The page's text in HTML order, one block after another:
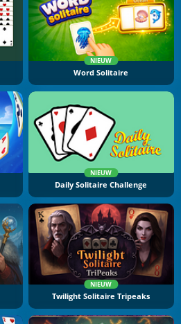
NIEUW
Word Solitaire
NIEUW
Daily Solitaire Challenge
NIEUW
Twilight Solitaire Tripeaks